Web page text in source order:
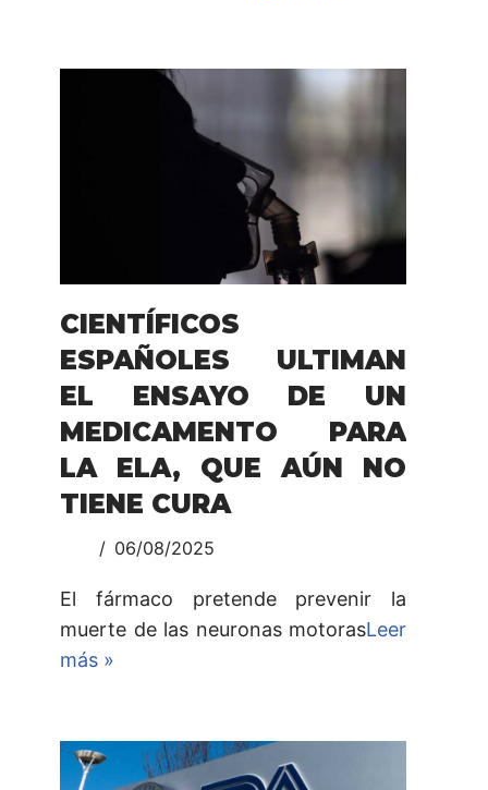
CIENTÍFICOS
ESPAÑOLES ULTIMAN
EL ENSAYO DE UN
MEDICAMENTO PARA
LA ELA, QUE AÚN NO
TIENE CURA
06/08/2025
El fármaco pretende prevenir la
muerte de las neuronas motorasLeer
más »